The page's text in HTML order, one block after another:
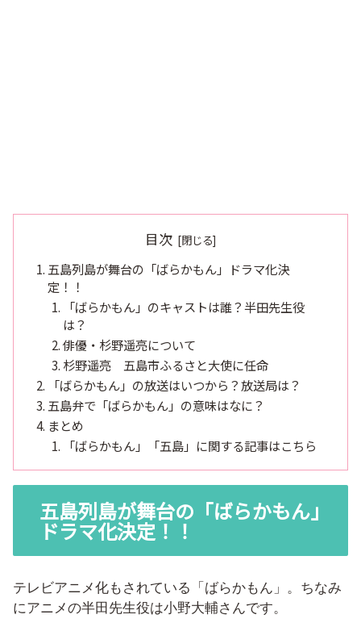
目次
五島列島が舞台の「ばらかもん」ドラマ化決
定！！
「ばらかもん」のキャストは誰？半田先生役
は？
俳優・杉野遥亮について
杉野遥亮 五島市ふるさと大使に任命
「ばらかもん」の放送はいつから？放送局は？
五島弁で「ばらかもん」の意味はなに？
まとめ
「ばらかもん」「五島」に関する記事はこちら
五島列島が舞台の「ばらかもん」
ドラマ化決定！！
テレビアニメ化もされている「ばらかもん」。ちなみ
にアニメの半田先生役は小野大輔さんです。